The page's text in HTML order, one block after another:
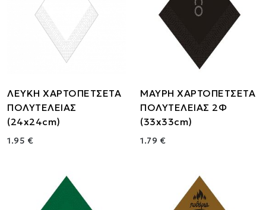
ΛΕΥΚΗ ΧΑΡΤΟΠΕΤΣΕΤΑ
ΠΟΛΥΤΕΛΕΙΑΣ
(24x24cm)
1.95 €
ΜΑΥΡΗ ΧΑΡΤΟΠΕΤΣΕΤΑ
ΠΟΛΥΤΕΛΕΙΑΣ 2Φ
(33x33cm)
1.79 €